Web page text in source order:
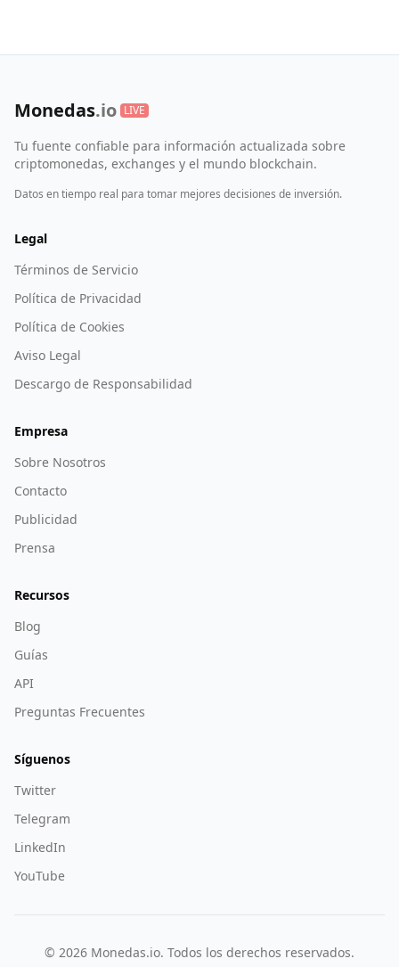
Monedas.io LIVE
Tu fuente confiable para información actualizada sobre
criptomonedas, exchanges y el mundo blockchain.
Datos en tiempo real para tomar mejores decisiones de inversión.
Legal
Términos de Servicio
Política de Privacidad
Política de Cookies
Aviso Legal
Descargo de Responsabilidad
Empresa
Sobre Nosotros
Contacto
Publicidad
Prensa
Recursos
Blog
Guías
API
Preguntas Frecuentes
Síguenos
Twitter
Telegram
LinkedIn
YouTube
© 2026 Monedas.io. Todos los derechos reservados.